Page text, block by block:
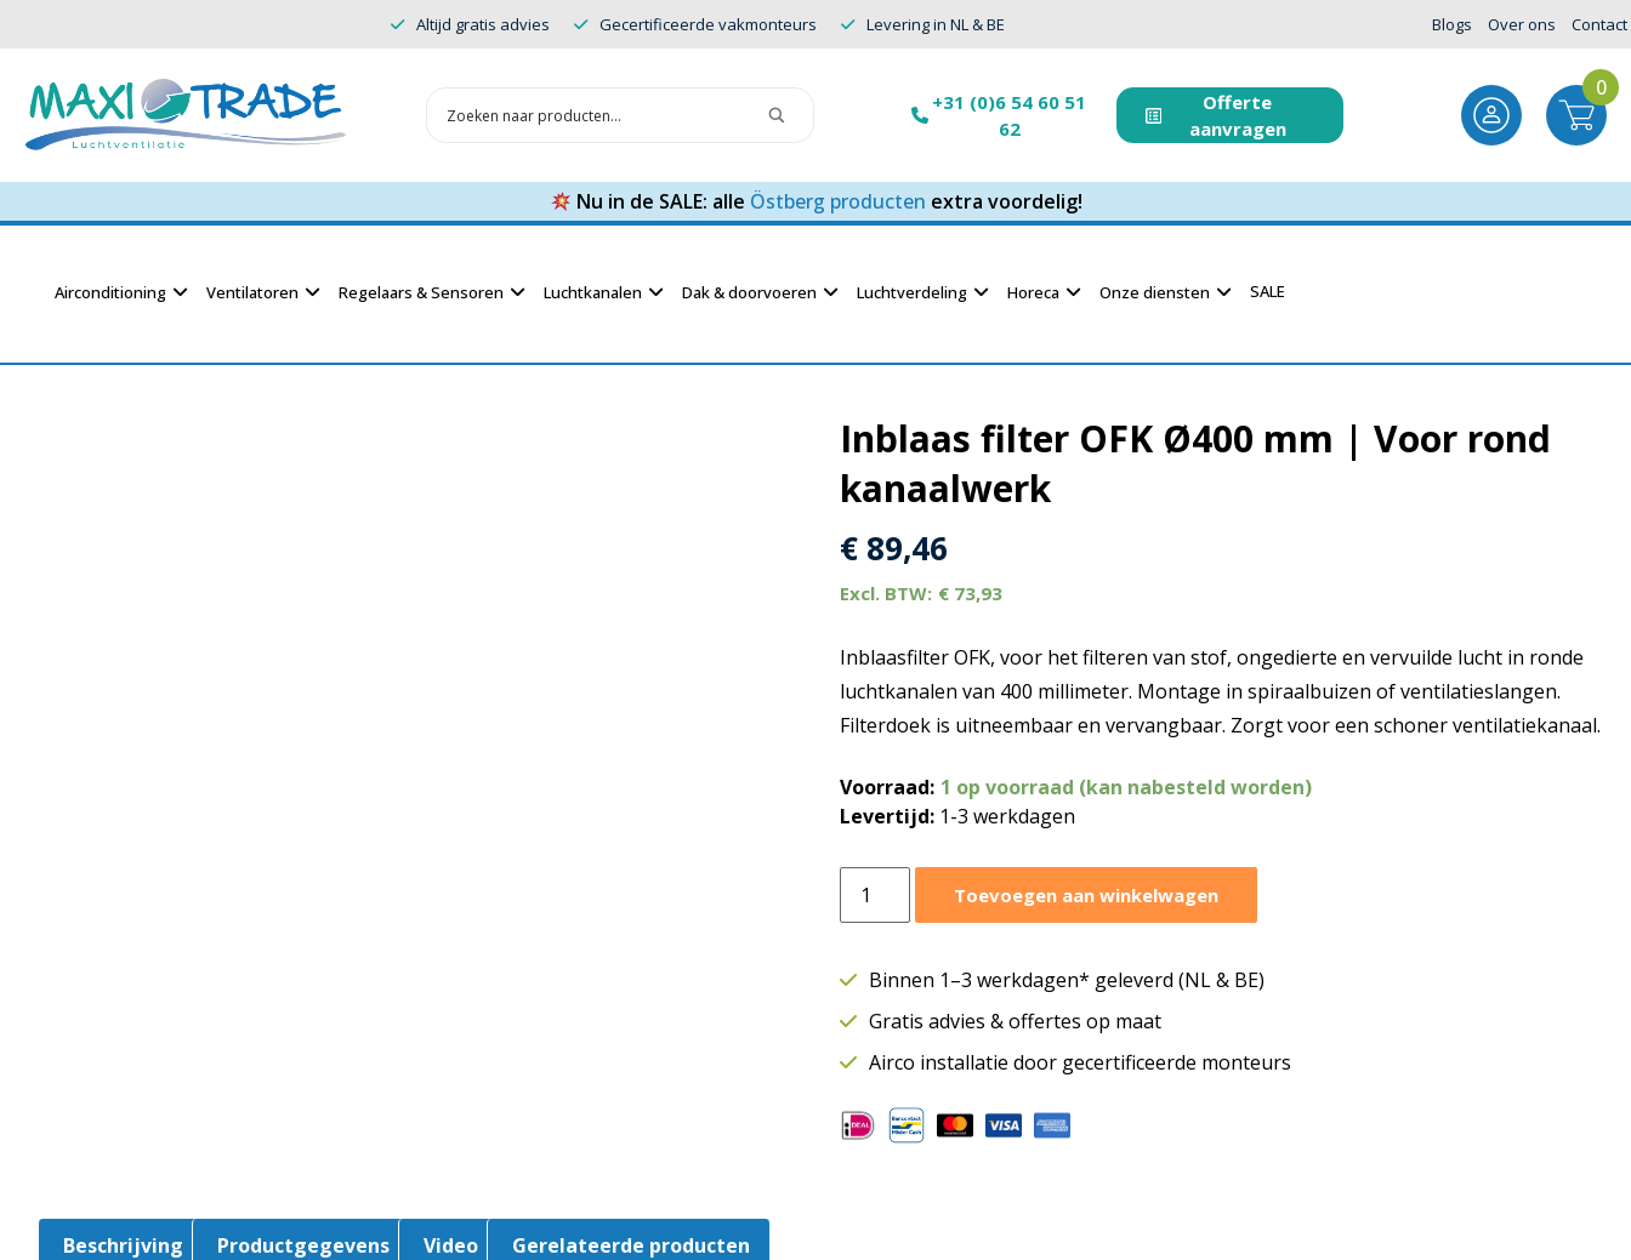
Altijd gratis advies Gecertificeerde vakmonteurs Levering in NL & BE Blogs Over ons Contact
+31 (0)6 54 60 51
62
Offerte
aanvragen
0
Nu in de SALE: alle Östberg producten extra voordelig!
Airconditioning Ventilatoren Regelaars & Sensoren Luchtkanalen Dak & doorvoeren Luchtverdeling Horeca Onze diensten SALE
Inblaas filter OFK Ø400 mm | Voor rond
kanaalwerk
€ 89,46
€ 73,93
Inblaasfilter OFK, voor het filteren van stof, ongedierte en vervuilde lucht in ronde
luchtkanalen van 400 millimeter. Montage in spiraalbuizen of ventilatieslangen.
Filterdoek is uitneembaar en vervangbaar. Zorgt voor een schoner ventilatiekanaal.
Voorraad: 1 op voorraad (kan nabesteld worden)
Levertijd: 1-3 werkdagen
filter
Ø400
|
Voor
kanaalwerk
aantal
Toevoegen aan winkelwagen
Binnen 1–3 werkdagen* geleverd (NL & BE)
Gratis advies & offertes op maat
Airco installatie door gecertificeerde monteurs
Beschrijving Productgegevens Video Gerelateerde producten